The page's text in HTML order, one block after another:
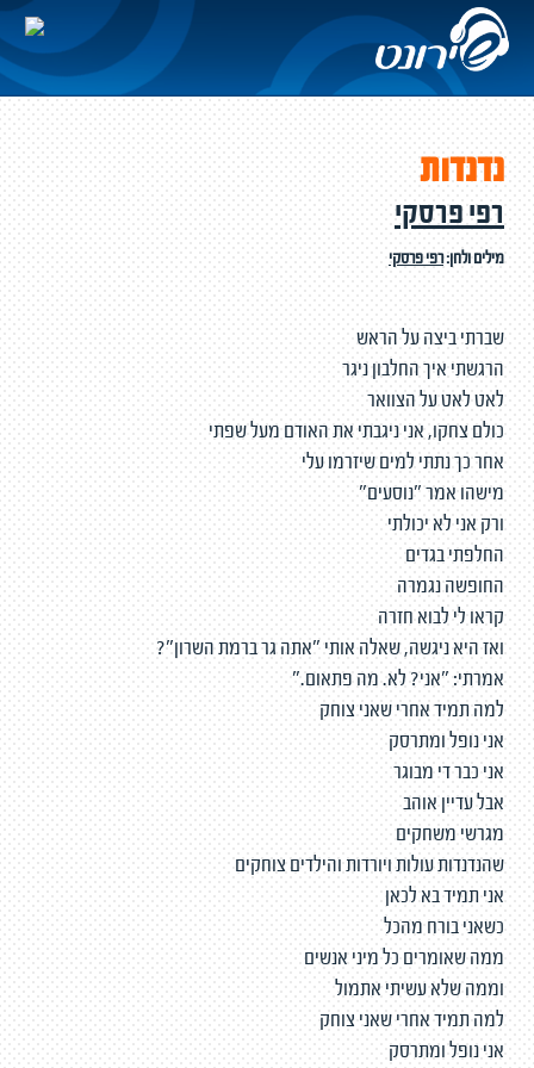
נדנדות
רפי פרסקי
מילים ולחן:רפי פרסקי
שברתי ביצה על הראש
הרגשתי איך החלבון ניגר
לאט לאט על הצוואר
כולם צחקו, אני ניגבתי את האודם מעל שפתי
אחר כך נתתי למים שיזרמו עלי
מישהו אמר "נוסעים"
ורק אני לא יכולתי
החלפתי בגדים
החופשה נגמרה
קראו לי לבוא חזרה
ואז היא ניגשה, שאלה אותי "אתה גר ברמת השרון"?
אמרתי: "אני? לא. מה פתאום."
למה תמיד אחרי שאני צוחק
אני נופל ומתרסק
אני כבר די מבוגר
אבל עדיין אוהב
מגרשי משחקים
שהנדנדות עולות ויורדות והילדים צוחקים
אני תמיד בא לכאן
כשאני בורח מהכל
ממה שאומרים כל מיני אנשים
וממה שלא עשיתי אתמול
למה תמיד אחרי שאני צוחק
אני נופל ומתרסק